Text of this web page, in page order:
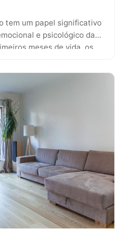
tem um papel significativo
e psicológico das
meses de vida, os